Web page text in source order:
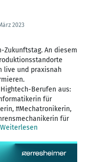
2023
Zukunftstag. An diesem
live und praxisnah
Berufen aus:
für
#Mechatronikerin,
für
Weiterlesen